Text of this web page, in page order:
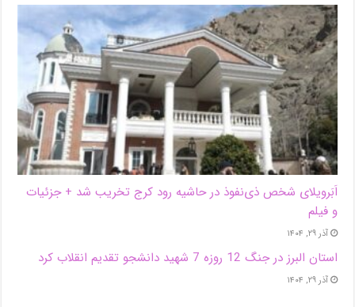
اَبَر‌ویلای شخص ذی‌نفوذ در حاشیه‌ رود کرج تخریب شد + جزئیات
و فیلم
آذر ۲۹, ۱۴۰۴
استان البرز در جنگ 12 روزه 7 شهید دانشجو تقدیم انقلاب کرد
آذر ۲۹, ۱۴۰۴